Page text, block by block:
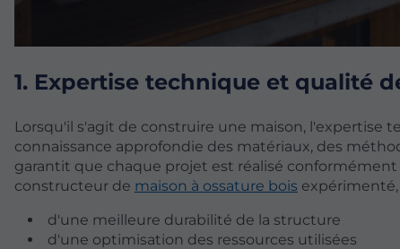
1. Expertise technique et qualité
Lorsqu'il s'agit de construire une maison, l'expertise
connaissance approfondie des matériaux, des
garantit que chaque projet est réalisé
constructeur de maison à ossature bois expérimenté,
d'une meilleure durabilité de la structure
d'une optimisation des ressources utilisées